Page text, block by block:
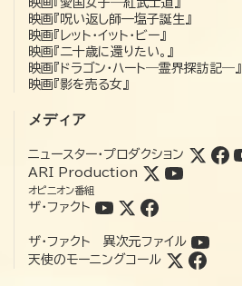
映画『呪い返し師—塩子誕生』
映画『レット・イット・ビー』
映画『二十歳に還りたい。』
映画『ドラゴン・ハート―霊界探訪記―』
映画『影を売る女』
メディア
ニュースター・プロダクション
ARI Production
オピニオン番組
ザ・ファクト
ザ・ファクト 異次元ファイル
天使のモーニングコール